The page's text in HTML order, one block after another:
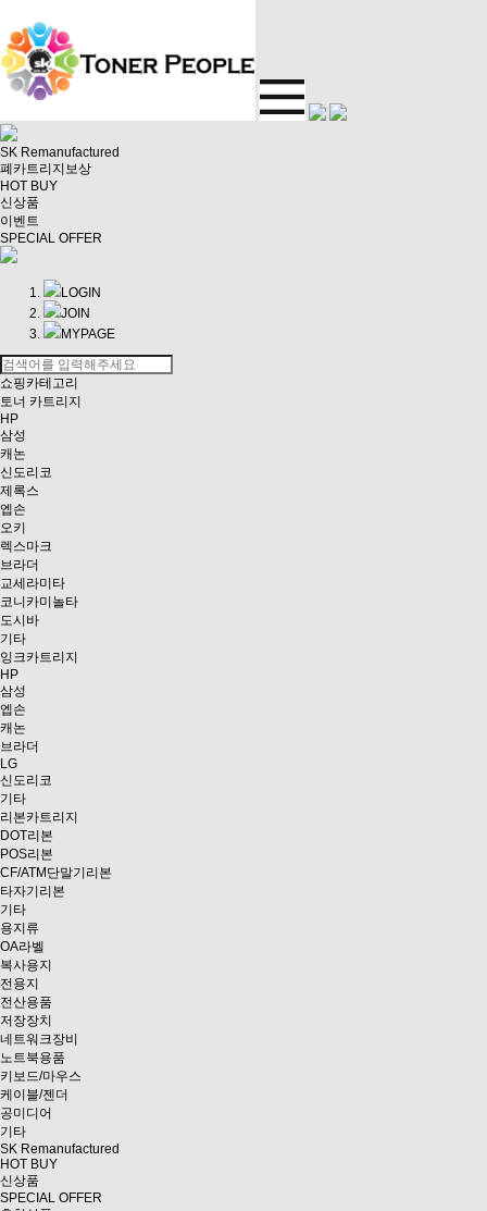
SK Remanufactured
폐카트리지보상
HOT BUY
신상품
이벤트
SPECIAL OFFER
LOGIN
JOIN
MYPAGE
쇼핑카테고리
토너 카트리지
HP
삼성
캐논
신도리코
제록스
엡손
오키
렉스마크
브라더
교세라미타
코니카미놀타
도시바
기타
잉크카트리지
HP
삼성
엡손
캐논
브라더
LG
신도리코
기타
리본카트리지
DOT리본
POS리본
CF/ATM단말기리본
타자기리본
기타
용지류
OA라벨
복사용지
전용지
전산용품
저장장치
네트워크장비
노트북용품
키보드/마우스
케이블/젠더
공미디어
기타
SK Remanufactured
HOT BUY
신상품
SPECIAL OFFER